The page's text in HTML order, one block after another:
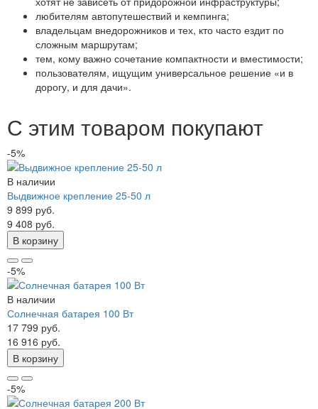
любителям автопутешествий и кемпинга;
владельцам внедорожников и тех, кто часто ездит по
сложным маршрутам;
тем, кому важно сочетание компактности и вместимости;
пользователям, ищущим универсальное решение «и в
дорогу, и для дачи».
С этим товаром покупают
-5%
В наличии
Выдвижное крепление 25-50 л
9 899 руб.
9 408 руб.
В корзину
-5%
В наличии
Солнечная батарея 100 Вт
17 799 руб.
16 916 руб.
В корзину
-5%